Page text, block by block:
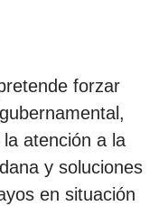
forzar
atención a la
y soluciones
en situación